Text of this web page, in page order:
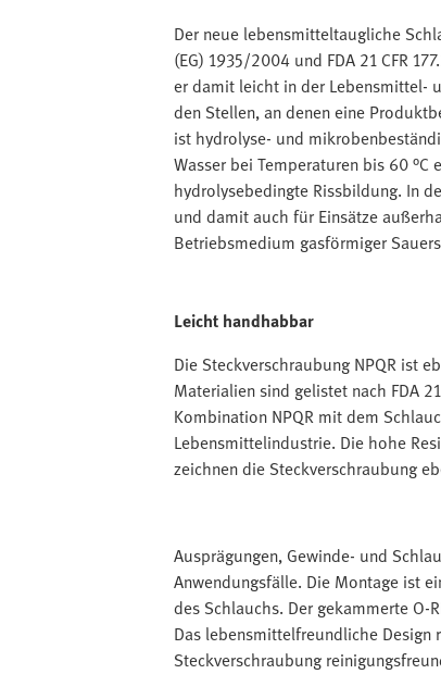
Der neue lebensmitteltaugliche
(EG) 1935/2004 und FDA 21 CFR
er damit leicht in der Lebensmittel-
den Stellen, an denen eine
ist hydrolyse- und
Wasser bei Temperaturen bis 60
hydrolysebedingte Rissbildung. In
und damit auch für Einsätze
Betriebsmedium gasförmiger
Leicht handhabbar
Die Steckverschraubung NPQR ist
Materialien sind gelistet nach FDA
Kombination NPQR mit dem
Lebensmittelindustrie. Die hohe
zeichnen die Steckverschraubung
Ausprägungen, Gewinde- und
Anwendungsfälle. Die Montage ist
des Schlauchs. Der gekammerte O-
Das lebensmittelfreundliche
Steckverschraubung